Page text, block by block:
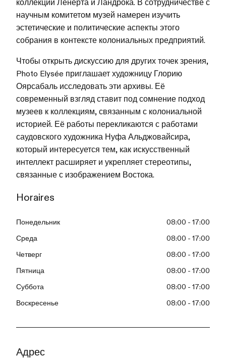
коллекции Ленерта и Ландрока. В сотрудничестве с
научным комитетом музей намерен изучить
эстетические и политические аспекты этого
собрания в контексте колониальных предприятий.
Чтобы открыть дискуссию для других точек зрения,
Photo Elysée приглашает художницу Глорию
Оярсабаль исследовать эти архивы. Её
современный взгляд ставит под сомнение подход
музеев к коллекциям, связанным с колониальной
историей. Её работы перекликаются с работами
саудовского художника Нуфа Альджовайсира,
который интересуется тем, как искусственный
интеллект расширяет и укрепляет стереотипы,
связанные с изображением Востока.
Horaires
Понедельник 08:00 - 17:00
Среда 08:00 - 17:00
Четверг 08:00 - 17:00
Пятница 08:00 - 17:00
Суббота 08:00 - 17:00
Воскресенье 08:00 - 17:00
Адрес